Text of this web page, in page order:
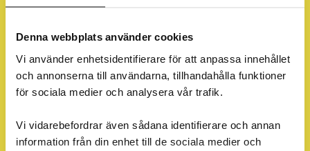
Denna webbplats använder cookies
Vi använder enhetsidentifierare för att anpassa innehållet
och annonserna till användarna, tillhandahålla funktioner
för sociala medier och analysera vår trafik.
Vi vidarebefordrar även sådana identifierare och annan
information från din enhet till de sociala medier och
varningsbilder och varningstext på
Fråga
Tror du att varningarna har avsedd
effekt?